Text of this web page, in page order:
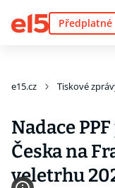
Předplatné
e15.cz Tiskové
Nadace
Česka na
veletrhu